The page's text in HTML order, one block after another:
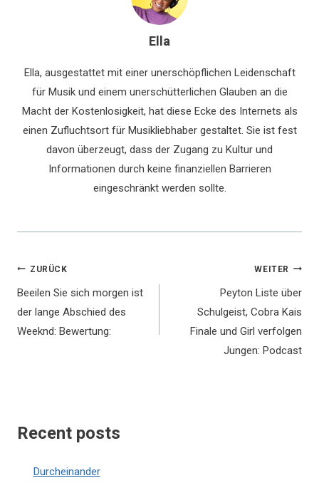
Ella
Ella, ausgestattet mit einer unerschöpflichen Leidenschaft
für Musik und einem unerschütterlichen Glauben an die
Macht der Kostenlosigkeit, hat diese Ecke des Internets als
einen Zufluchtsort für Musikliebhaber gestaltet. Sie ist fest
davon überzeugt, dass der Zugang zu Kultur und
Informationen durch keine finanziellen Barrieren
eingeschränkt werden sollte.
Beitragsnavigation
ZURÜCK
Beeilen Sie sich morgen ist
der lange Abschied des
Weeknd: Bewertung:
WEITER
Peyton Liste über
Schulgeist, Cobra Kais
Finale und Girl verfolgen
Jungen: Podcast
Recent posts
Durcheinander